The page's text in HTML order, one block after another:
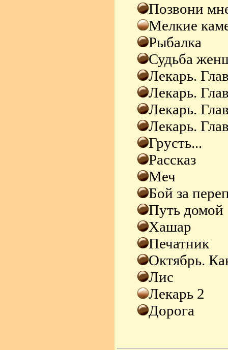
Позвони
Мелкие
Рыбалка
Судьба
Лекарь.
Лекарь.
Лекарь.
Лекарь.
Грусть...
Рассказ
Меч
Бой за
Путь домой
Хашар
Печатник
Октябрь.
Лис
Лекарь 2
Дорога